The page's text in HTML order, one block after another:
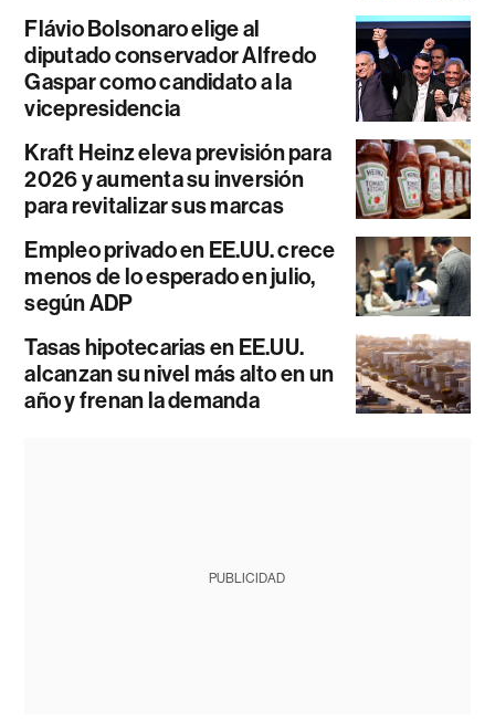
Flávio Bolsonaro elige al
diputado conservador Alfredo
Gaspar como candidato a la
vicepresidencia
Kraft Heinz eleva previsión para
2026 y aumenta su inversión
para revitalizar sus marcas
Empleo privado en EE.UU. crece
menos de lo esperado en julio,
según ADP
Tasas hipotecarias en EE.UU.
alcanzan su nivel más alto en un
año y frenan la demanda
PUBLICIDAD